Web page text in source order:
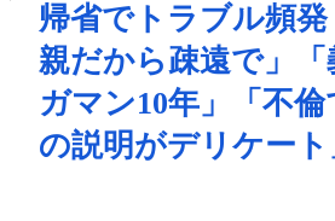
帰省でトラブル頻
親だから疎遠で」「
ガマン10年」「不倫
の説明がデリケート